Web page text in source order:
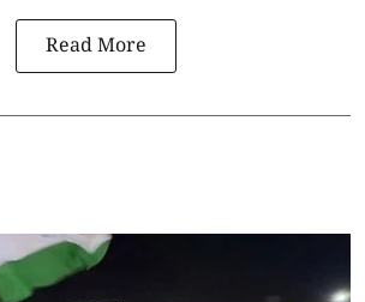
Read More